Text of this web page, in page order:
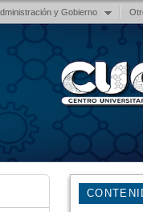
y Gobierno